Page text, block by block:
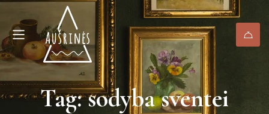
Tag: sodyba sventei